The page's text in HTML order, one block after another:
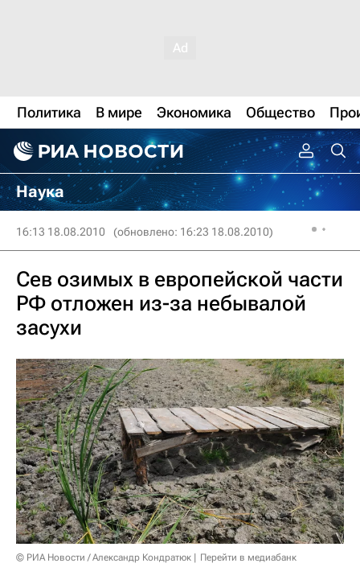
Политика В мире Экономика Общество
Наука
16:13 18.08.2010 (обновлено: 16:23 18.08.2010)
Сев озимых в европейской части
РФ отложен из-за небывалой
засухи
© РИА Новости / Александр Кондратюк Перейти в медиабанк